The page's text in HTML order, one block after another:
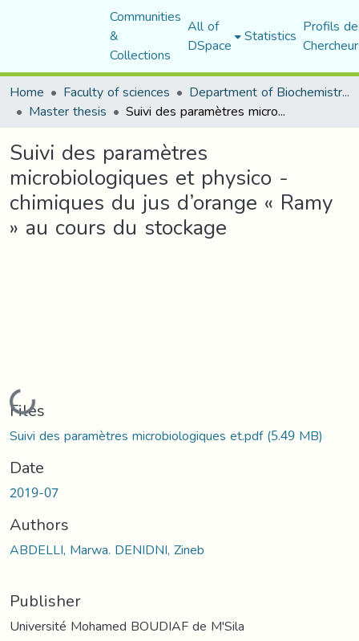
Communities
&
Collections
All of
DSpace Statistics Profils
Home
Faculty of sciences Department of Biochemistry and Microbiology
Master thesis Suivi des paramètres microbiologiques et physico -chimiques du jus d’orange « Ramy » au cours du stockage
Suivi des paramètres
microbiologiques et physico -
chimiques du jus d’orange « Ramy
» au cours du stockage
Loading...
Files
Suivi des paramètres microbiologiques et.pdf(5.49 MB)
Date
2019-07
Authors
ABDELLI, Marwa. DENIDNI, Zineb
Publisher
Université Mohamed BOUDIAF de M'Sila